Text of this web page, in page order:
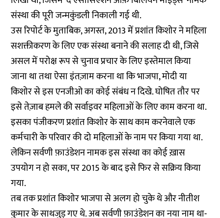
संस्था की पूरी जन्मकुंडली निकाली गई थी.
उस रिपोर्ट के मुताबिक, अगस्त, 2013 में प्रशांत किशोर ने महिला
सशक्तीकरण के लिए एक संस्था बनाने की सलाह दी थी, जिसे
असल में परोक्ष रूप से चुनाव प्रचार के लिए इस्तेमाल किया
जाना था तथा ऐसा इंतज़ाम करना था कि भाजपा, मोदी या
किशोर से इस एनजीओ का कोई संबंध न दिखे. घोषित तौर पर
इसे तेज़ाब हमले की सर्वाइवर महिलाओं के लिए काम करना था.
इसका पंजीकरण प्रशांत किशोर के साथ काम करनेवाले एक
कर्मचारी के परिवार की दो महिलाओं के नाम पर किया गया था.
लेकिन सर्वणी फ़ाउंडेशन नामक इस संस्था का कोई ख़ास
उपयोग न हो सका, पर 2015 के बाद इसे फिर से सक्रिय किया
गया.
तब तक प्रशांत किशोर भाजपा से अलग हो चुके थे और नीतीश
कुमार के साथजुड़ गए थे. अब सर्वणी फ़ाउंडेशन का नया नाम था-